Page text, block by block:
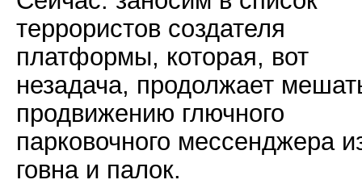
террористов создателя
платформы, которая, вот
незадача, продолжает
продвижению глючного
парковочного мессенджера
говна и палок.